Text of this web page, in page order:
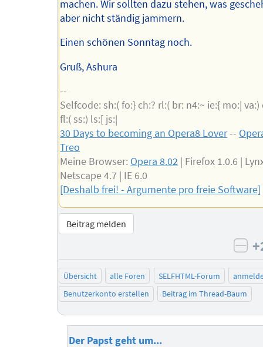
machen. Wir sollten dazu stehen, was
aber nicht ständig jammern.
Einen schönen Sonntag noch.
Gruß, Ashura
--
Selfcode: sh:( fo:} ch:? rl:( br: n4:~ ie:{ mo:| va:)
fl:( ss:) ls:[ js:|
30 Days to becoming an Opera8 Lover--
Treo
Meine Browser: Opera 8.02 | Firefox 1.0.6 |
Netscape 4.7 | IE 6.0
[Deshalb frei! - Argumente pro freie Software]
Beitrag melden
Übersicht alle Foren SELFHTML-Forum
Benutzerkonto erstellen
Beitrag im Thread-Baum
Der Papst geht um...